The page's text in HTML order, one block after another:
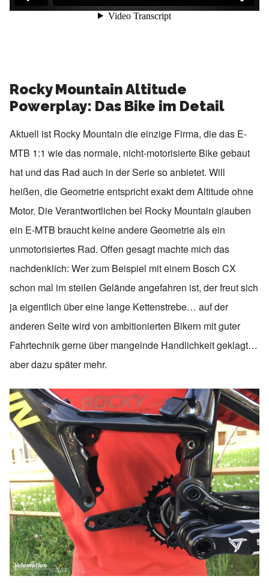
Rocky Mountain Altitude
Powerplay: Das Bike im Detail
Aktuell ist Rocky Mountain die einzige Firma, die das E-
MTB 1:1 wie das normale, nicht-motorisierte Bike gebaut
hat und das Rad auch in der Serie so anbietet. Will
heißen, die Geometrie entspricht exakt dem Altitude ohne
Motor. Die Verantwortlichen bei Rocky Mountain glauben
ein E-MTB braucht keine andere Geometrie als ein
unmotorisiertes Rad. Offen gesagt machte mich das
nachdenklich: Wer zum Beispiel mit einem Bosch CX
schon mal im steilen Gelände angefahren ist, der freut sich
ja eigentlich über eine lange Kettenstrebe… auf der
anderen Seite wird von ambitionierten Bikern mit guter
Fahrtechnik gerne über mangelnde Handlichkeit geklagt…
aber dazu später mehr.